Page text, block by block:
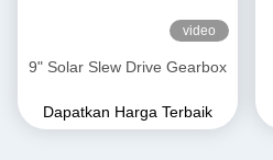
video
9" Solar Slew Drive Gearbox
Dapatkan Harga Terbaik